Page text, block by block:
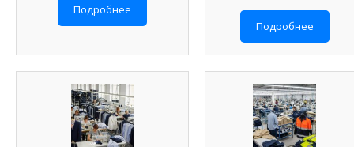
Подробнее
Подробнее